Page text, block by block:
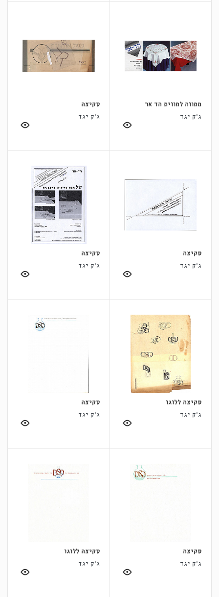
מתווה לתווית הד אר
ג'ק יגד
סקיצה
ג'ק יגד
סקיצה
ג'ק יגד
סקיצה
ג'ק יגד
סקיצה ללוגו
ג'ק יגד
סקיצה
ג'ק יגד
סקיצה
ג'ק יגד
סקיצה ללוגו
ג'ק יגד